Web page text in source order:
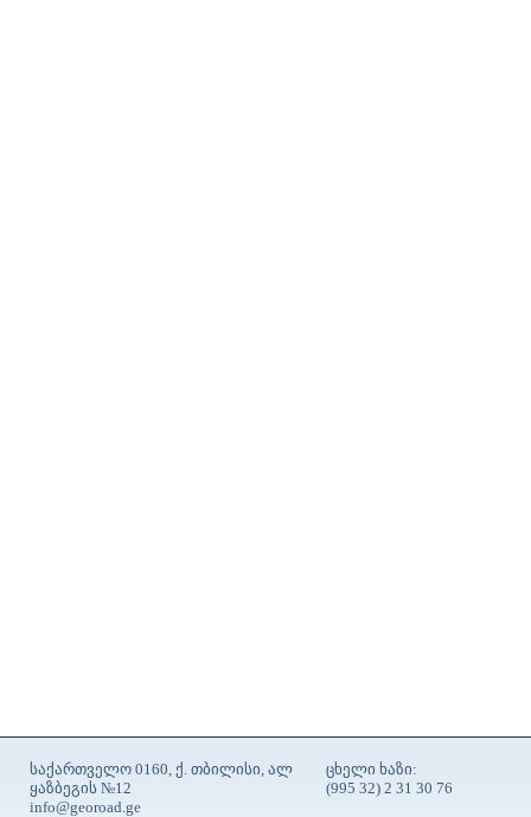
საქართველო 0160, ქ. თბილისი, ალ
ყაზბეგის №12
info@georoad.ge
ცხელი ხაზი:
(995 32) 2 31 30 76